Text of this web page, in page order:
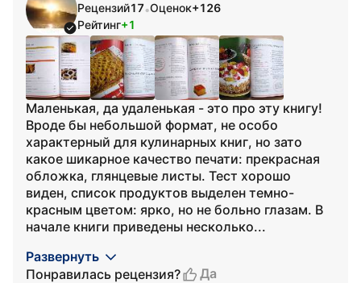
Рецензий17•Оценок+126
Рейтинг+1
Маленькая, да удаленькая - это про эту книгу!
Вроде бы небольшой формат, не особо
характерный для кулинарных книг, но зато
какое шикарное качество печати: прекрасная
обложка, глянцевые листы. Тест хорошо
виден, список продуктов выделен темно-
красным цветом: ярко, но не больно глазам. В
начале книги приведены несколько...
Развернуть
Понравилась рецензия?
Да